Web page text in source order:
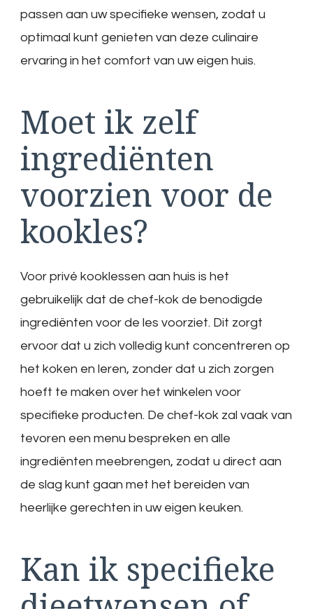
passen aan uw specifieke wensen, zodat u
optimaal kunt genieten van deze culinaire
ervaring in het comfort van uw eigen huis.
Moet ik zelf
ingrediënten
voorzien voor de
kookles?
Voor privé kooklessen aan huis is het
gebruikelijk dat de chef-kok de benodigde
ingrediënten voor de les voorziet. Dit zorgt
ervoor dat u zich volledig kunt concentreren op
het koken en leren, zonder dat u zich zorgen
hoeft te maken over het winkelen voor
specifieke producten. De chef-kok zal vaak van
tevoren een menu bespreken en alle
ingrediënten meebrengen, zodat u direct aan
de slag kunt gaan met het bereiden van
heerlijke gerechten in uw eigen keuken.
Kan ik specifieke